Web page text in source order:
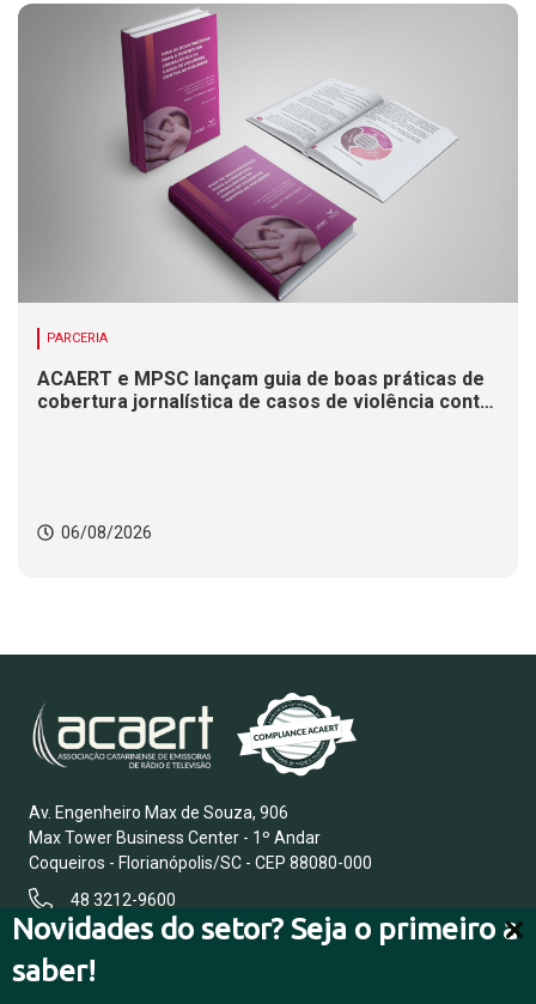
Novidades do setor? Seja o primeiro a
saber!
PARCERIA
ACAERT e MPSC lançam guia de boas práticas de
cobertura jornalística de casos de violência contra
06/08/2026
Av. Engenheiro Max de Souza, 906
Max Tower Business Center - 1º Andar
Coqueiros - Florianópolis/SC - CEP 88080-000
48 3212-9600
FALE CONOSCO